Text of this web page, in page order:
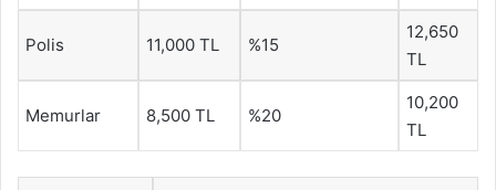
Polis 11,000 TL %15
12,650
TL
Memurlar 8,500 TL %20
10,200
TL